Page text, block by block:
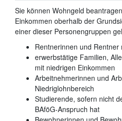
Sie können Wohngeld
Einkommen oberhalb der
einer dieser Personengruppen
Rentnerinnen und
erwerbstätige Familien,
mit niedrigen Einkommen
Arbeitnehmerinnen und
Niedriglohnbereich
Studierende, sofern nicht
BAföG-Anspruch hat